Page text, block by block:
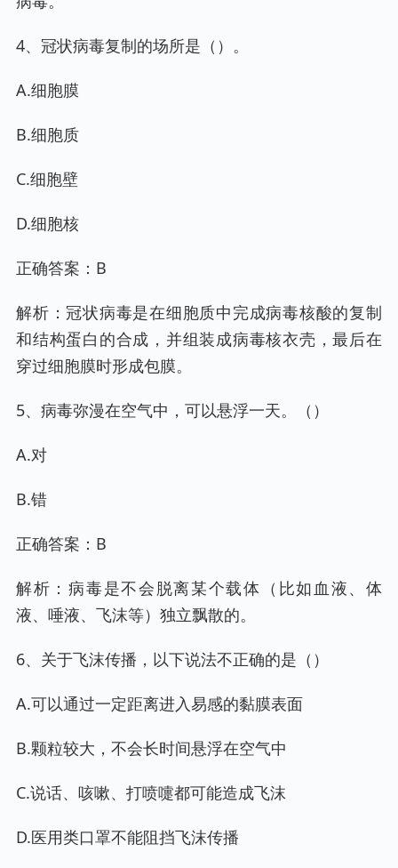
4、冠状病毒复制的场所是（）。
A.细胞膜
B.细胞质
C.细胞壁
D.细胞核
正确答案：B
解析：冠状病毒是在细胞质中完成病毒核酸的复制
和结构蛋白的合成，并组装成病毒核衣壳，最后在
穿过细胞膜时形成包膜。
5、病毒弥漫在空气中，可以悬浮一天。（）
A.对
B.错
正确答案：B
解析：病毒是不会脱离某个载体（比如血液、体
液、唾液、飞沫等）独立飘散的。
6、关于飞沫传播，以下说法不正确的是（）
A.可以通过一定距离进入易感的黏膜表面
B.颗粒较大，不会长时间悬浮在空气中
C.说话、咳嗽、打喷嚏都可能造成飞沫
D.医用类口罩不能阻挡飞沫传播